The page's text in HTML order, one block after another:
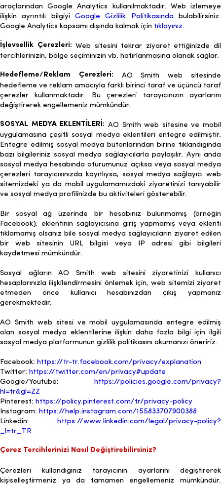
araçlarından Google Analytics kullanılmaktadır. Web izlemeye
ilişkin ayrıntılı bilgiyi Google Gizlilik Politikasında bulabilirsiniz.
Google Analytics kapsamı dışında kalmak için tıklayınız.
İşlevsellik Çerezleri: Web sitesini tekrar ziyaret ettiğinizde dil
tercihlerinizin, bölge seçiminizin vb. hatırlanmasına olanak sağlar.
Hedefleme/Reklam Çerezleri: AO Smith web sitesinde
hedefleme ve reklam amacıyla farklı birinci taraf ve üçüncü taraf
çerezler kullanmaktadır. Bu çerezleri tarayıcınızın ayarlarını
değiştirerek engellemeniz mümkündür.
SOSYAL MEDYA EKLENTİLERİ: AO Smith web sitesine ve mobil
uygulamasına çeşitli sosyal medya eklentileri entegre edilmiştir.
Entegre edilmiş sosyal medya butonlarından birine tıklandığında
bazı bilgileriniz sosyal medya sağlayıcılarla paylaşılır. Aynı anda
sosyal medya hesabında oturumunuz açıksa veya sosyal medya
çerezleri tarayıcısınızda kayıtlıysa, sosyal medya sağlayıcı web
sitemizdeki ya da mobil uygulamamızdaki ziyaretinizi tanıyabilir
ve sosyal medya profilinizde bu aktiviteleri gösterebilir.
Bir sosyal ağ üzerinde bir hesabınız bulunmamış (örneğin
Facebook), eklentinin sağlayıcısına giriş yapmamış veya eklenti
tıklamamış olsanız bile sosyal medya sağlayıcıların ziyaret edilen
bir web sitesinin URL bilgisi veya IP adresi gibi bilgileri
kaydetmesi mümkündür.
Sosyal ağların AO Smith web sitesini ziyaretinizi kullanıcı
hesaplarınızla ilişkilendirmesini önlemek için, web sitemizi ziyaret
etmeden önce kullanıcı hesabınızdan çıkış yapmanız
gerekmektedir.
AO Smith web sitesi ve mobil uygulamasında entegre edilmiş
olan sosyal medya eklentilerine ilişkin daha fazla bilgi için ilgili
sosyal medya platformunun gizlilik politikasını okumanızı öneririz.
Facebook: https://tr-tr.facebook.com/privacy/explanation
Twitter: https://twitter.com/en/privacy#update
Google/Youtube: https://policies.google.com/privacy?
hl=tr&gl=ZZ
Pinterest: https://policy.pinterest.com/tr/privacy-policy
Instagram: https://help.instagram.com/155833707900388
Linkedin: https://www.linkedin.com/legal/privacy-policy?
_l=tr_TR
Çerez Tercihlerinizi Nasıl Değiştirebilirsiniz?
Çerezleri kullandığınız tarayıcının ayarlarını değiştirerek
kişiselleştirmeniz ya da tamamen engellemeniz mümkündür.